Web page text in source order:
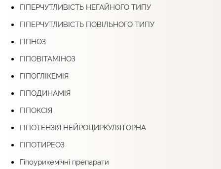
ГІПЕРЧУТЛИВІСТЬ НЕГАЙНОГО ТИПУ
ГІПЕРЧУТЛИВІСТЬ ПОВІЛЬНОГО ТИПУ
ГІПНОЗ
ГІПОВІТАМІНОЗ
ГІПОГЛІКЕМІЯ
ГІПОДИНАМІЯ
ГІПОКСІЯ
ГІПОТЕНЗІЯ НЕЙРОЦИРКУЛЯТОРНА
ГІПОТИРЕОЗ
Гіпоурикемічні препарати